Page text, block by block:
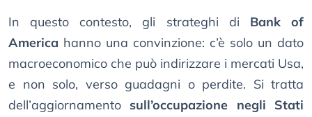
In questo contesto, gli strateghi di Bank of
America hanno una convinzione: c’è solo un dato
macroeconomico che può indirizzare i mercati Usa,
e non solo, verso guadagni o perdite. Si tratta
dell’aggiornamento sull’occupazione negli Stati